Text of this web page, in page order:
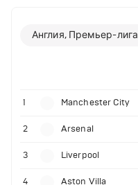
Англия, Премьер-лига
1 Manchester City
2 Arsenal
3 Liverpool
4 Aston Villa